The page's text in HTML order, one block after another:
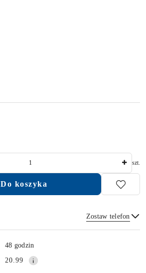
szt.
Do koszyka
Zostaw telefon
Wyślij
48 godzin
20.99